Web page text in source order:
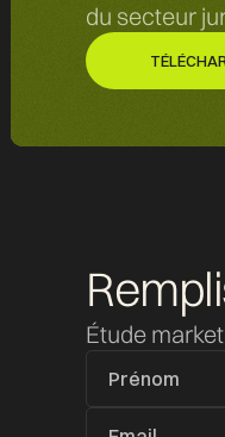
du secteur
Étude